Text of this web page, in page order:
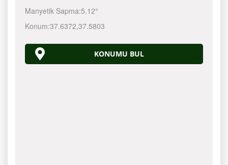
Manyetik Sapma:5.12°
Konum:37.6372,37.5803
KONUMU BUL